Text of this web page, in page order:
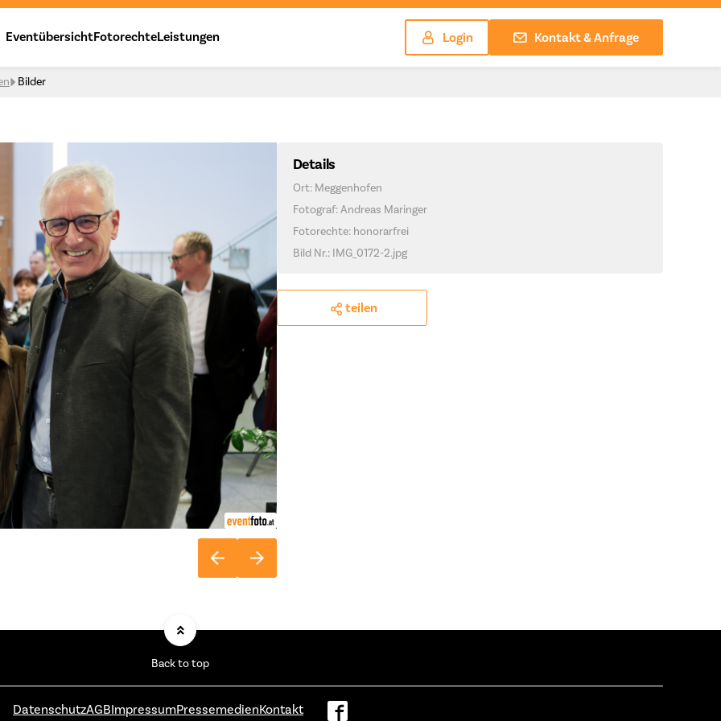
EventübersichtFotorechteLeistungen Login Kontakt & Anfrage
Bilder
Details
Ort: Meggenhofen
Fotograf: Andreas Maringer
Fotorechte: honorarfrei
Bild Nr.: IMG_0172-2.jpg
teilen
Back to top
DatenschutzAGBImpressumPressemedienKontakt